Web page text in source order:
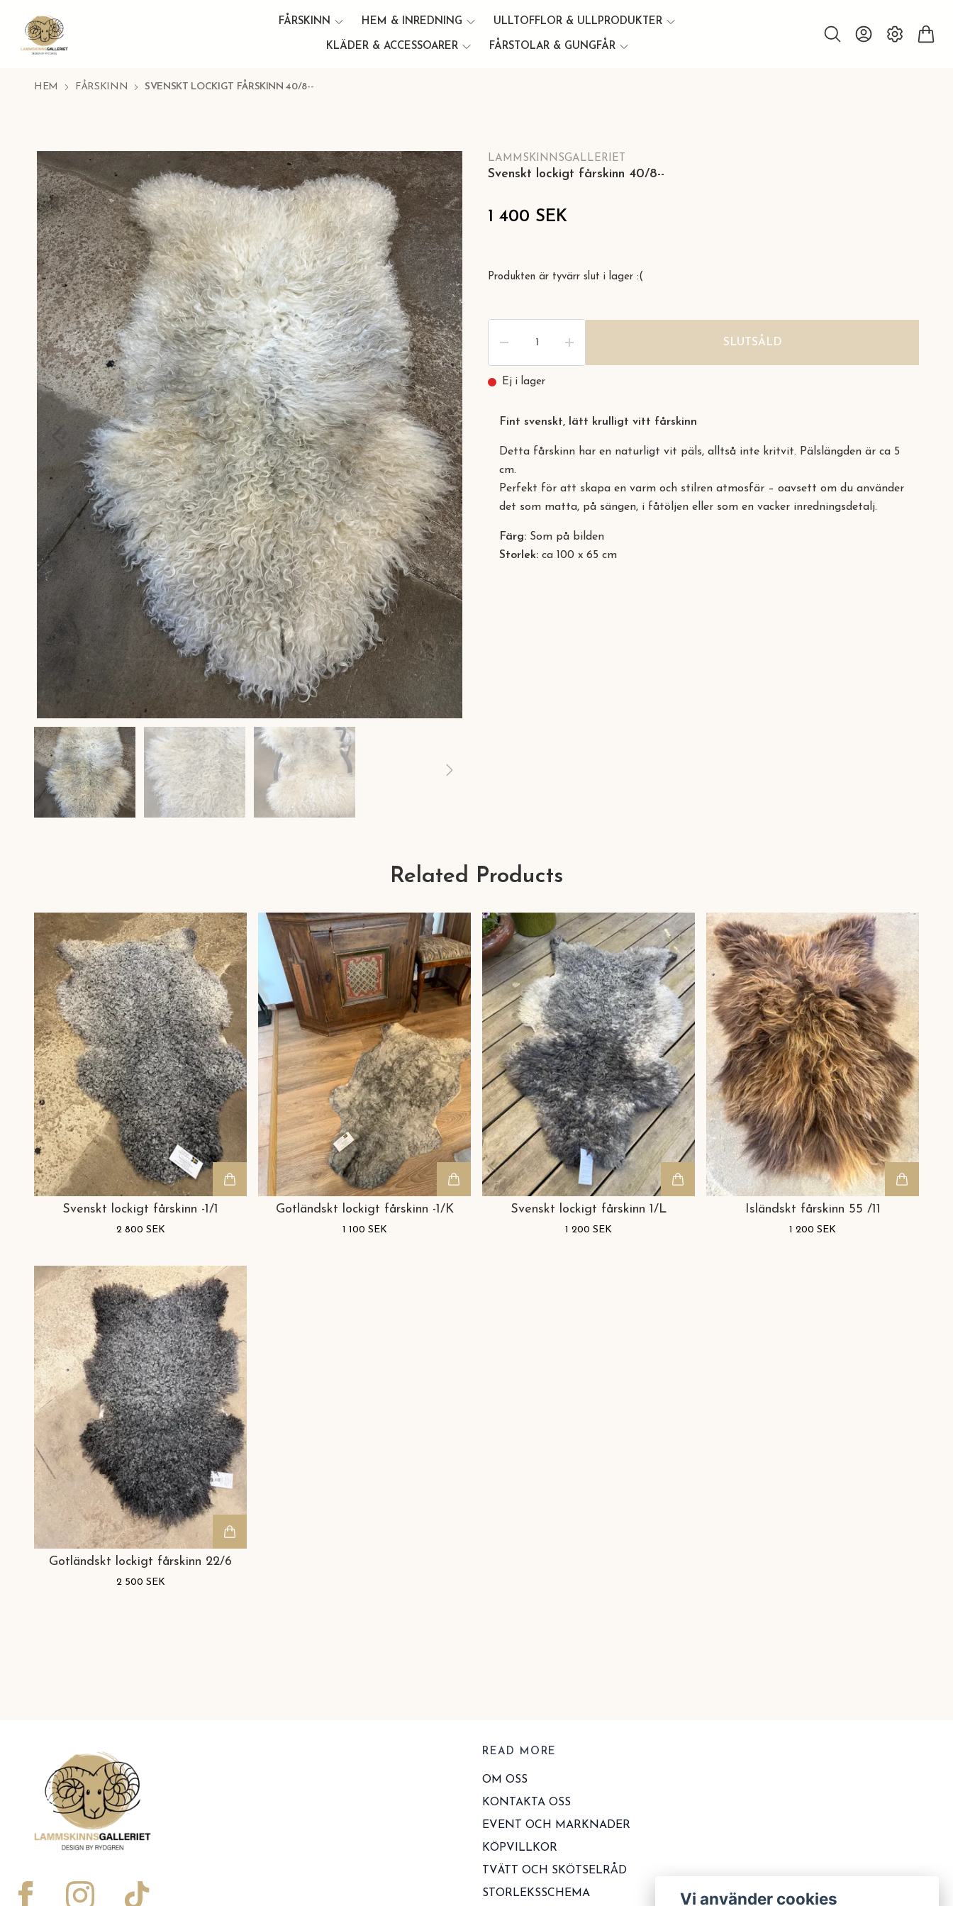
FÅRSKINN HEM & INREDNING ULLTOFFLOR & ULLPRODUKTER
KLÄDER & ACCESSOARER FÅRSTOLAR & GUNGFÅR
HEM FÅRSKINN SVENSKT LOCKIGT FÅRSKINN 40/8--
LAMMSKINNSGALLERIET
Svenskt lockigt fårskinn 40/8--
1 400 SEK
Produkten är tyvärr slut i lager :(
SLUTSÅLD
Ej i lager
Fint svenskt, lätt krulligt vitt fårskinn
Detta fårskinn har en naturligt vit päls, alltså inte kritvit. Pälslängden är ca 5
cm.
Perfekt för att skapa en varm och stilren atmosfär – oavsett om du använder
det som matta, på sängen, i fåtöljen eller som en vacker inredningsdetalj.
Färg: Som på bilden
Storlek: ca 100 x 65 cm
Related Products
Svenskt lockigt fårskinn -1/1
2 800 SEK
Gotländskt lockigt fårskinn -1/K
1 100 SEK
Svenskt lockigt fårskinn 1/L
1 200 SEK
Isländskt fårskinn 55 /11
1 200 SEK
Gotländskt lockigt fårskinn 22/6
2 500 SEK
READ MORE
OM OSS
KONTAKTA OSS
EVENT OCH MARKNADER
KÖPVILLKOR
TVÄTT OCH SKÖTSELRÅD
STORLEKSSCHEMA
Vi använder cookies